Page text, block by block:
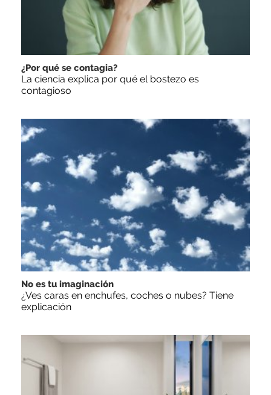
¿Por qué se contagia?
La ciencia explica por qué el bostezo es
contagioso
No es tu imaginación
¿Ves caras en enchufes, coches o nubes? Tiene
explicación